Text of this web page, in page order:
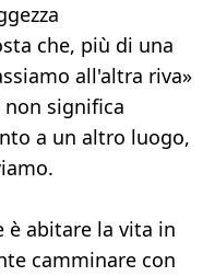
che, più di una
all'altra riva»
non significa
a un altro luogo,
è abitare la vita in
camminare con